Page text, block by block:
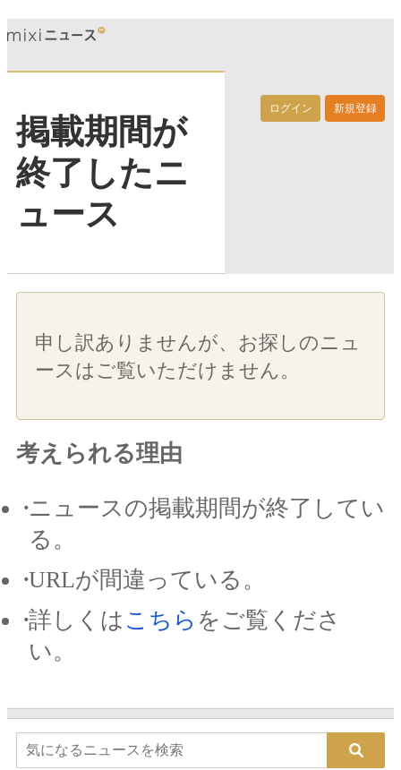
ログイン 新規登録
掲載期間が
終了したニ
ュース
申し訳ありませんが、お探しのニュ
ースはご覧いただけません。
考えられる理由
ニュースの掲載期間が終了してい
る。
URLが間違っている。
詳しくは こちら をご覧くださ
い。